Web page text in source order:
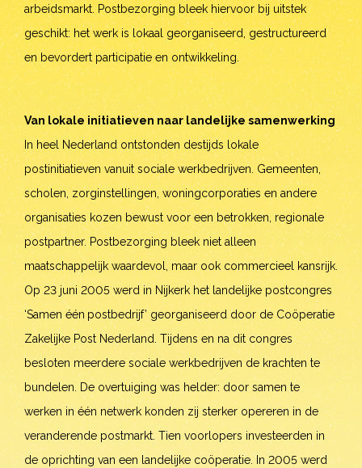
arbeidsmarkt. Postbezorging bleek hiervoor bij uitstek
geschikt: het werk is lokaal georganiseerd, gestructureerd
en bevordert participatie en ontwikkeling.
Van lokale initiatieven naar landelijke samenwerking
In heel Nederland ontstonden destijds lokale
postinitiatieven vanuit sociale werkbedrijven. Gemeenten,
scholen, zorginstellingen, woningcorporaties en andere
organisaties kozen bewust voor een betrokken, regionale
postpartner. Postbezorging bleek niet alleen
maatschappelijk waardevol, maar ook commercieel kansrijk.
Op 23 juni 2005 werd in Nijkerk het landelijke postcongres
‘Samen één postbedrijf’ georganiseerd door de Coöperatie
Zakelijke Post Nederland. Tijdens en na dit congres
besloten meerdere sociale werkbedrijven de krachten te
bundelen. De overtuiging was helder: door samen te
werken in één netwerk konden zij sterker opereren in de
veranderende postmarkt. Tien voorlopers investeerden in
de oprichting van een landelijke coöperatie. In 2005 werd